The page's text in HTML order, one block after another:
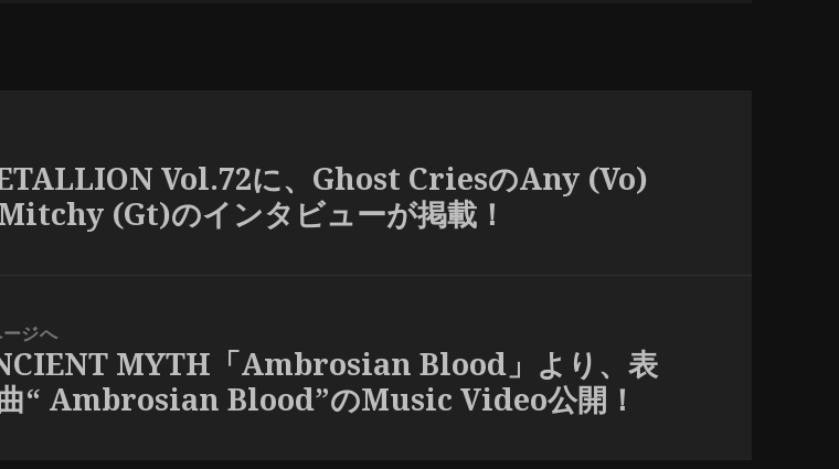
Vol.72に、Ghost CriesのAny (Vo)
(Gt)のインタビューが掲載！
ジへ
MYTH「Ambrosian Blood」より、表
“ Ambrosian Blood”のMusic Video公開！